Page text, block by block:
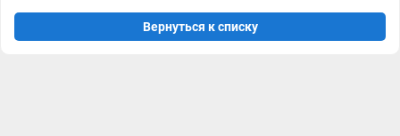
Вернуться к списку